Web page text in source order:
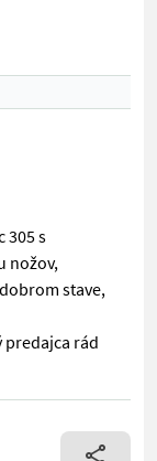
305 s
nožov,
stave,
predajca rád
305 s